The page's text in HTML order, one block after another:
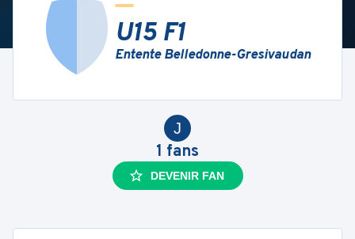
U15 F1
Entente Belledonne-Gresivaudan
J
1 fans
DEVENIR FAN